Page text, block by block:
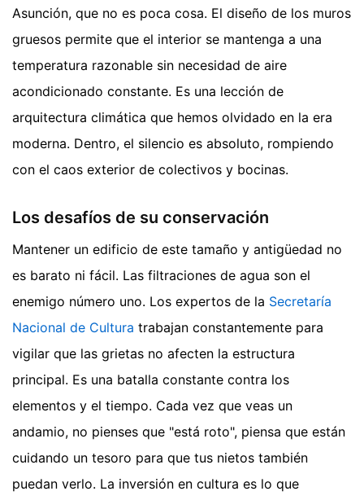
Asunción, que no es poca cosa. El diseño de los muros
gruesos permite que el interior se mantenga a una
temperatura razonable sin necesidad de aire
acondicionado constante. Es una lección de
arquitectura climática que hemos olvidado en la era
moderna. Dentro, el silencio es absoluto, rompiendo
con el caos exterior de colectivos y bocinas.
Los desafíos de su conservación
Mantener un edificio de este tamaño y antigüedad no
es barato ni fácil. Las filtraciones de agua son el
enemigo número uno. Los expertos de la Secretaría
Nacional de Cultura trabajan constantemente para
vigilar que las grietas no afecten la estructura
principal. Es una batalla constante contra los
elementos y el tiempo. Cada vez que veas un
andamio, no pienses que "está roto", piensa que están
cuidando un tesoro para que tus nietos también
puedan verlo. La inversión en cultura es lo que